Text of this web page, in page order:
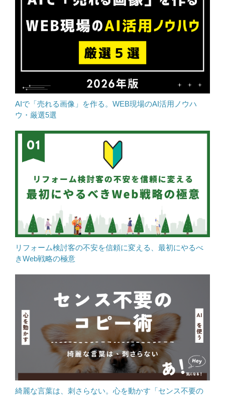
AIで「売れる画像」を作る。WEB現場のAI活用ノウハ
ウ・厳選5選
リフォーム検討客の不安を信頼に変える、最初にやるべ
きWeb戦略の極意
綺麗な言葉は、刺さらない。心を動かす「センス不要の